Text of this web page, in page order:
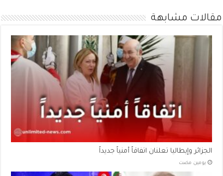
مقالات مشابهة
الجزائر وإيطاليا تعلنان اتفاقاً أمنياً جديداً
‏يومين مضت